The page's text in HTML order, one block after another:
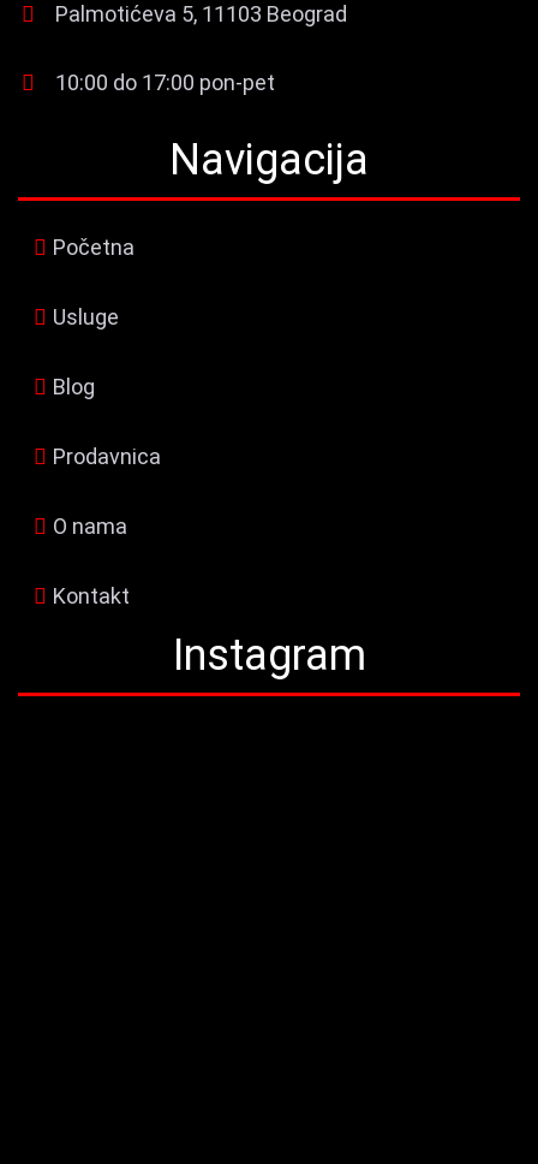
Palmotićeva 5, 11103 Beograd
10:00 do 17:00 pon-pet
Navigacija
Početna
Usluge
Blog
Prodavnica
O nama
Kontakt
Instagram